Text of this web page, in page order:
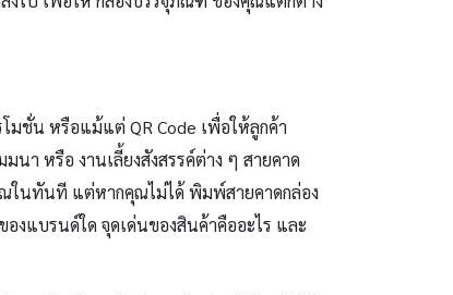
มชั่น หรือแม้แต่ QR Code เพื่อให้ลูกค้า
า หรือ งานเลี้ยงสังสรรค์ต่าง ๆ สายคาด
ในทันที แต่หากคุณไม่ได้ พิมพ์สายคาดกล่อง
งแบรนด์ใด จุดเด่นของสินค้าคืออะไร และ